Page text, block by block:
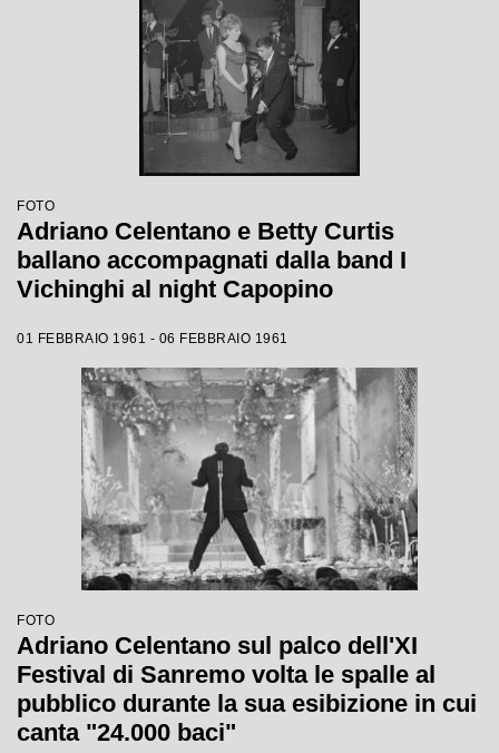
FOTO
Adriano Celentano e Betty Curtis
ballano accompagnati dalla band I
Vichinghi al night Capopino
01 FEBBRAIO 1961 - 06 FEBBRAIO 1961
FOTO
Adriano Celentano sul palco dell'XI
Festival di Sanremo volta le spalle al
pubblico durante la sua esibizione in cui
canta "24.000 baci"